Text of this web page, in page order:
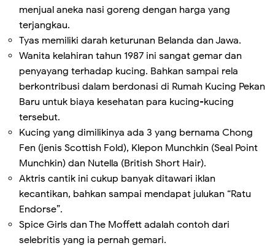
menjual aneka nasi goreng dengan harga yang
terjangkau.
Tyas memiliki darah keturunan Belanda dan Jawa.
Wanita kelahiran tahun 1987 ini sangat gemar dan
penyayang terhadap kucing. Bahkan sampai rela
berkontribusi dalam berdonasi di Rumah Kucing Pekan
Baru untuk biaya kesehatan para kucing-kucing
tersebut.
Kucing yang dimilikinya ada 3 yang bernama Chong
Fen (jenis Scottish Fold), Klepon Munchkin (Seal Point
Munchkin) dan Nutella (British Short Hair).
Aktris cantik ini cukup banyak ditawari iklan
kecantikan, bahkan sampai mendapat julukan “Ratu
Endorse”.
Spice Girls dan The Moffett adalah contoh dari
selebritis yang ia pernah gemari.